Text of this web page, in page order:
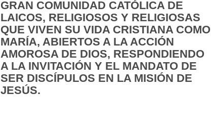
GRAN COMUNIDAD CATÓLICA DE
LAICOS, RELIGIOSOS Y RELIGIOSAS
QUE VIVEN SU VIDA CRISTIANA COMO
MARÍA, ABIERTOS A LA ACCIÓN
AMOROSA DE DIOS, RESPONDIENDO
A LA INVITACIÓN Y EL MANDATO DE
SER DISCÍPULOS EN LA MISIÓN DE
JESÚS.